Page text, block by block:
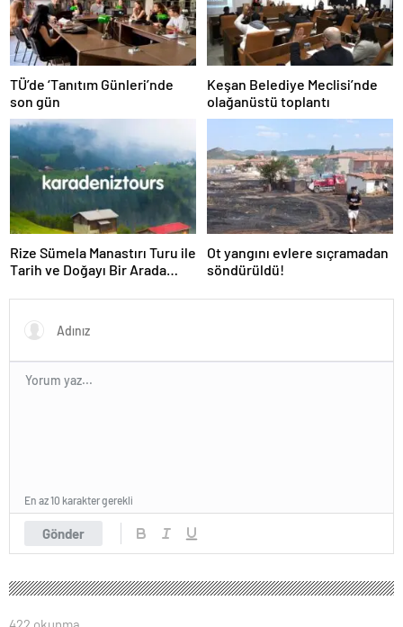
TÜ’de ‘Tanıtım Günleri’nde
son gün
Keşan Belediye Meclisi’nde
olağanüstü toplantı
Rize Sümela Manastırı Turu ile
Tarih ve Doğayı Bir Arada
Ot yangını evlere sıçramadan
söndürüldü!
Gönder
En az 10 karakter gerekli